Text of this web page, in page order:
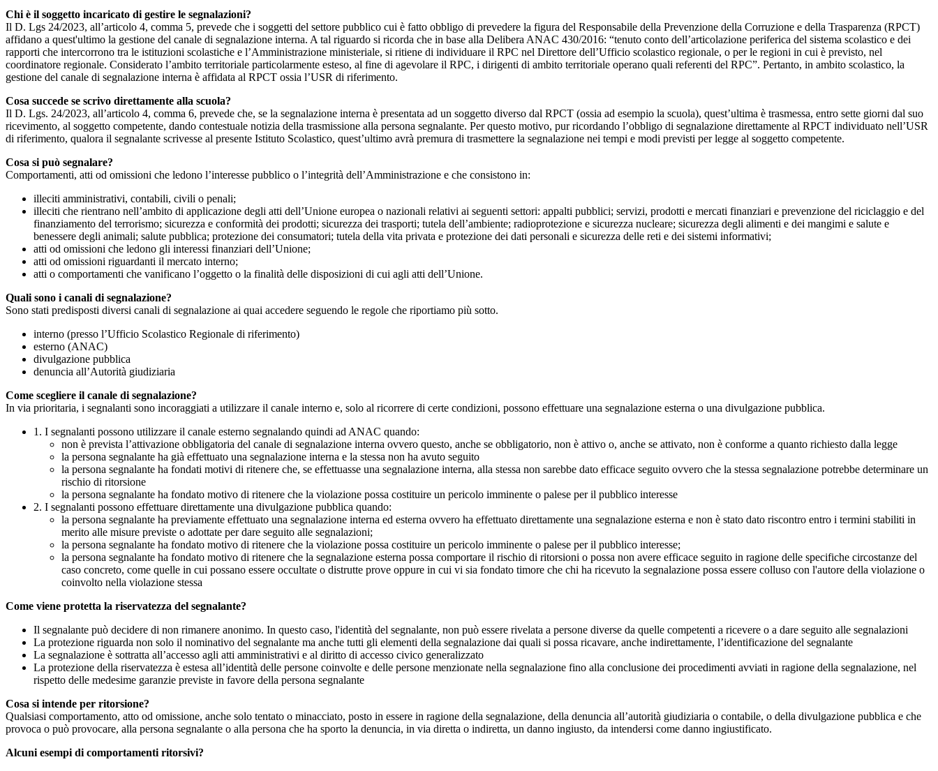
Chi è il soggetto incaricato di gestire le segnalazioni?
Il D. Lgs 24/2023, all’articolo 4, comma 5, prevede che i soggetti del settore pubblico cui è fatto obbligo di prevedere la figura del Responsabile della Prevenzione della Corruzione e della Trasparenza (RPCT)
affidano a quest'ultimo la gestione del canale di segnalazione interna. A tal riguardo si ricorda che in base alla Delibera ANAC 430/2016: “tenuto conto dell’articolazione periferica del sistema scolastico e dei
rapporti che intercorrono tra le istituzioni scolastiche e l’Amministrazione ministeriale, si ritiene di individuare il RPC nel Direttore dell’Ufficio scolastico regionale, o per le regioni in cui è previsto, nel
coordinatore regionale. Considerato l’ambito territoriale particolarmente esteso, al fine di agevolare il RPC, i dirigenti di ambito territoriale operano quali referenti del RPC”. Pertanto, in ambito scolastico, la
gestione del canale di segnalazione interna è affidata al RPCT ossia l’USR di riferimento.
Cosa succede se scrivo direttamente alla scuola?
Il D. Lgs. 24/2023, all’articolo 4, comma 6, prevede che, se la segnalazione interna è presentata ad un soggetto diverso dal RPCT (ossia ad esempio la scuola), quest’ultima è trasmessa, entro sette giorni dal suo
ricevimento, al soggetto competente, dando contestuale notizia della trasmissione alla persona segnalante. Per questo motivo, pur ricordando l’obbligo di segnalazione direttamente al RPCT individuato nell’USR
di riferimento, qualora il segnalante scrivesse al presente Istituto Scolastico, quest’ultimo avrà premura di trasmettere la segnalazione nei tempi e modi previsti per legge al soggetto competente.
Cosa si può segnalare?
Comportamenti, atti od omissioni che ledono l’interesse pubblico o l’integrità dell’Amministrazione e che consistono in:
illeciti amministrativi, contabili, civili o penali;
illeciti che rientrano nell’ambito di applicazione degli atti dell’Unione europea o nazionali relativi ai seguenti settori: appalti pubblici; servizi, prodotti e mercati finanziari e prevenzione del riciclaggio e del
finanziamento del terrorismo; sicurezza e conformità dei prodotti; sicurezza dei trasporti; tutela dell’ambiente; radioprotezione e sicurezza nucleare; sicurezza degli alimenti e dei mangimi e salute e
benessere degli animali; salute pubblica; protezione dei consumatori; tutela della vita privata e protezione dei dati personali e sicurezza delle reti e dei sistemi informativi;
atti od omissioni che ledono gli interessi finanziari dell’Unione;
atti od omissioni riguardanti il mercato interno;
atti o comportamenti che vanificano l’oggetto o la finalità delle disposizioni di cui agli atti dell’Unione.
Quali sono i canali di segnalazione?
Sono stati predisposti diversi canali di segnalazione ai quai accedere seguendo le regole che riportiamo più sotto.
interno (presso l’Ufficio Scolastico Regionale di riferimento)
esterno (ANAC)
divulgazione pubblica
denuncia all’Autorità giudiziaria
Come scegliere il canale di segnalazione?
In via prioritaria, i segnalanti sono incoraggiati a utilizzare il canale interno e, solo al ricorrere di certe condizioni, possono effettuare una segnalazione esterna o una divulgazione pubblica.
1. I segnalanti possono utilizzare il canale esterno segnalando quindi ad ANAC quando:
non è prevista l’attivazione obbligatoria del canale di segnalazione interna ovvero questo, anche se obbligatorio, non è attivo o, anche se attivato, non è conforme a quanto richiesto dalla legge
la persona segnalante ha già effettuato una segnalazione interna e la stessa non ha avuto seguito
la persona segnalante ha fondati motivi di ritenere che, se effettuasse una segnalazione interna, alla stessa non sarebbe dato efficace seguito ovvero che la stessa segnalazione potrebbe determinare un
rischio di ritorsione
la persona segnalante ha fondato motivo di ritenere che la violazione possa costituire un pericolo imminente o palese per il pubblico interesse
2. I segnalanti possono effettuare direttamente una divulgazione pubblica quando:
la persona segnalante ha previamente effettuato una segnalazione interna ed esterna ovvero ha effettuato direttamente una segnalazione esterna e non è stato dato riscontro entro i termini stabiliti in
merito alle misure previste o adottate per dare seguito alle segnalazioni;
la persona segnalante ha fondato motivo di ritenere che la violazione possa costituire un pericolo imminente o palese per il pubblico interesse;
la persona segnalante ha fondato motivo di ritenere che la segnalazione esterna possa comportare il rischio di ritorsioni o possa non avere efficace seguito in ragione delle specifiche circostanze del
caso concreto, come quelle in cui possano essere occultate o distrutte prove oppure in cui vi sia fondato timore che chi ha ricevuto la segnalazione possa essere colluso con l'autore della violazione o
coinvolto nella violazione stessa
Come viene protetta la riservatezza del segnalante?
Il segnalante può decidere di non rimanere anonimo. In questo caso, l'identità del segnalante, non può essere rivelata a persone diverse da quelle competenti a ricevere o a dare seguito alle segnalazioni
La protezione riguarda non solo il nominativo del segnalante ma anche tutti gli elementi della segnalazione dai quali si possa ricavare, anche indirettamente, l’identificazione del segnalante
La segnalazione è sottratta all’accesso agli atti amministrativi e al diritto di accesso civico generalizzato
La protezione della riservatezza è estesa all’identità delle persone coinvolte e delle persone menzionate nella segnalazione fino alla conclusione dei procedimenti avviati in ragione della segnalazione, nel
rispetto delle medesime garanzie previste in favore della persona segnalante
Cosa si intende per ritorsione?
Qualsiasi comportamento, atto od omissione, anche solo tentato o minacciato, posto in essere in ragione della segnalazione, della denuncia all’autorità giudiziaria o contabile, o della divulgazione pubblica e che
provoca o può provocare, alla persona segnalante o alla persona che ha sporto la denuncia, in via diretta o indiretta, un danno ingiusto, da intendersi come danno ingiustificato.
Alcuni esempi di comportamenti ritorsivi?